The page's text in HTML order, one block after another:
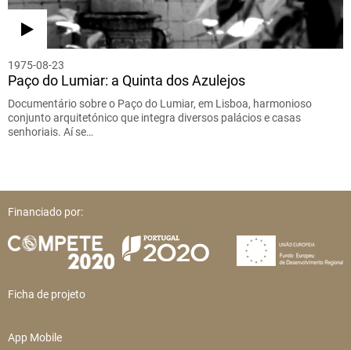
1975-08-23
Paço do Lumiar: a Quinta dos Azulejos
Documentário sobre o Paço do Lumiar, em Lisboa, harmonioso
conjunto arquitetónico que integra diversos palácios e casas
senhoriais. Aí se…
Financiado por:
Ficha de projeto
App Mobile